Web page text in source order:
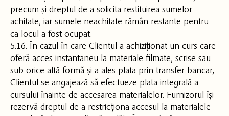
precum și dreptul de a solicita restituirea sumelor
achitate, iar sumele neachitate rămân restante pentru
ca locul a fost ocupat.
5.16. În cazul în care Clientul a achiziționat un curs care
oferă acces instantaneu la materiale filmate, scrise sau
sub orice altă formă și a ales plata prin transfer bancar,
Clientul se angajează să efectueze plata integrală a
cursului înainte de accesarea materialelor. Furnizorul își
rezervă dreptul de a restricționa accesul la materialele